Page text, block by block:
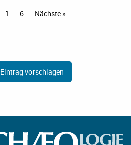
1 6 Nächste »
vorschlagen